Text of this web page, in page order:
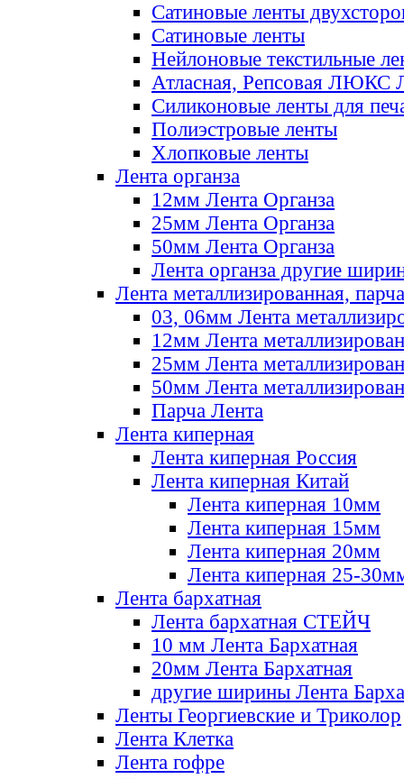
Сатиновые ленты
Сатиновые ленты
Нейлоновые текстильные
Атласная, Репсовая ЛЮКС
Силиконовые ленты для
Полиэстровые ленты
Хлопковые ленты
Лента органза
12мм Лента Органза
25мм Лента Органза
50мм Лента Органза
Лента органза другие
Лента металлизированная, парча
03, 06мм Лента
12мм Лента
25мм Лента
50мм Лента
Парча Лента
Лента киперная
Лента киперная Россия
Лента киперная Китай
Лента киперная 10мм
Лента киперная 15мм
Лента киперная 20мм
Лента киперная 25-
Лента бархатная
Лента бархатная СТЕЙЧ
10 мм Лента Бархатная
20мм Лента Бархатная
другие ширины Лента
Ленты Георгиевские и Триколор
Лента Клетка
Лента гофре